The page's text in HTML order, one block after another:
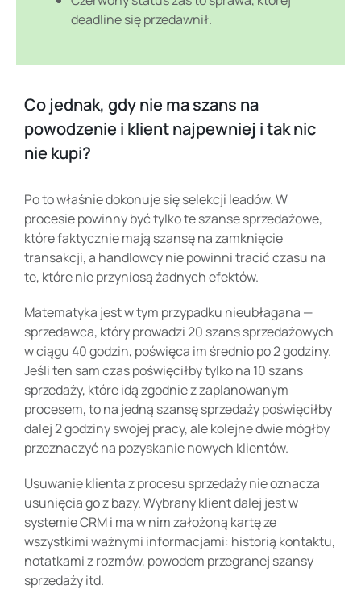
deadline się przedawnił.
Co jednak, gdy nie ma szans na
powodzenie i klient najpewniej i tak nic
nie kupi?
Po to właśnie dokonuje się selekcji leadów. W
procesie powinny być tylko te szanse sprzedażowe,
które faktycznie mają szansę na zamknięcie
transakcji, a handlowcy nie powinni tracić czasu na
te, które nie przyniosą żadnych efektów.
Matematyka jest w tym przypadku nieubłagana —
sprzedawca, który prowadzi 20 szans sprzedażowych
w ciągu 40 godzin, poświęca im średnio po 2 godziny.
Jeśli ten sam czas poświęciłby tylko na 10 szans
sprzedaży, które idą zgodnie z zaplanowanym
procesem, to na jedną szansę sprzedaży poświęciłby
dalej 2 godziny swojej pracy, ale kolejne dwie mógłby
przeznaczyć na pozyskanie nowych klientów.
Usuwanie klienta z procesu sprzedaży nie oznacza
usunięcia go z bazy. Wybrany klient dalej jest w
systemie CRM i ma w nim założoną kartę ze
wszystkimi ważnymi informacjami: historią kontaktu,
notatkami z rozmów, powodem przegranej szansy
sprzedaży itd.